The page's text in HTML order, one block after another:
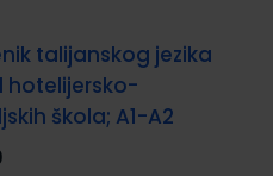
talijanskog jezika
hotelijersko-
škola; A1-A2